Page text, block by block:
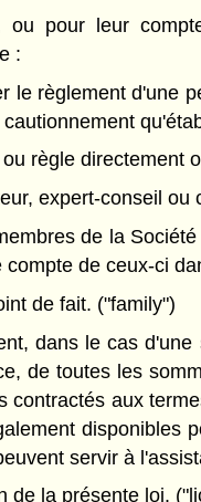
pour leur
:
le règlement d'une
règle directement
expert-conseil
de la
de ceux-ci
de fait. ("family")
dans le cas
de toutes les
contractés aux
disponibles
servir à
la présente loi.